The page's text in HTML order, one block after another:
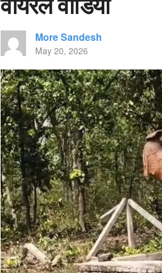
More Sandesh
May 20, 2026